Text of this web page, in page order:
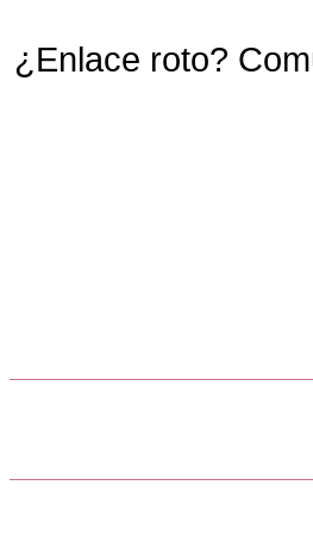
¿Enlace roto?